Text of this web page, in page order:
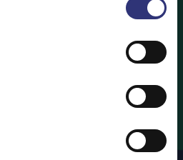
des produits Tilda Rice ?
les détaillants qui proposent